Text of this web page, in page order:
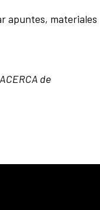
apuntes, materiales
de